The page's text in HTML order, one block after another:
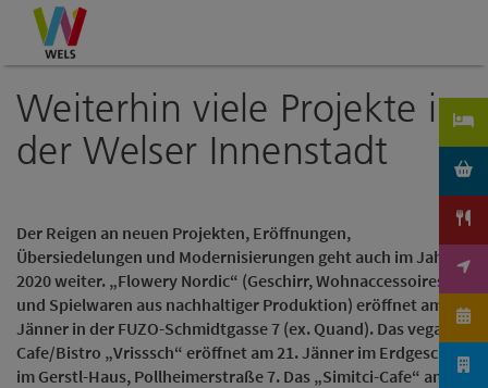
Zum Inhalt
Zur Navigation
Zum Seitenanfang
Weiterhin viele Projekte in
der Welser Innenstadt
Der Reigen an neuen Projekten, Eröffnungen,
Übersiedelungen und Modernisierungen geht auch im Jahr
2020 weiter. „Flowery Nordic“ (Geschirr, Wohnaccessoires
und Spielwaren aus nachhaltiger Produktion) eröffnet am 20.
Jänner in der FUZO-Schmidtgasse 7 (ex. Quand). Das vegane
Cafe/Bistro „Vrisssch“ eröffnet am 21. Jänner im Erdgeschoß
im Gerstl-Haus, Pollheimerstraße 7. Das „Simitci-Cafe“ am